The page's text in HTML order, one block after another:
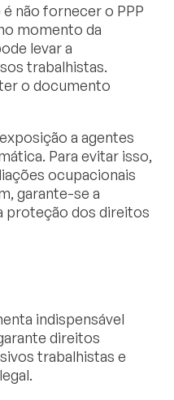
não fornecer o PPP
momento da
levar a
trabalhistas.
o documento
a agentes
Para evitar isso,
ocupacionais
garante-se a
proteção dos direitos
indispensável
direitos
trabalhistas e